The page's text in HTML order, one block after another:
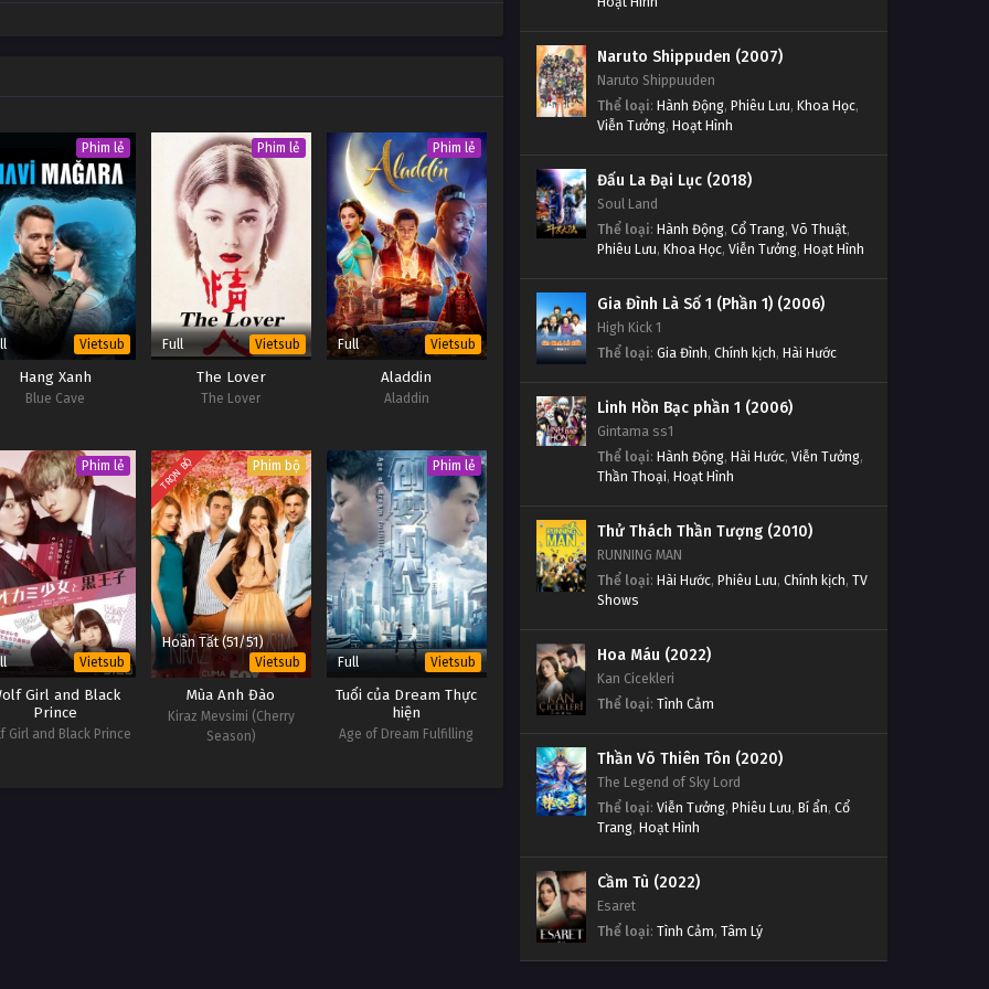
Tập 21 OP - Vietsub #1
Phim lẻ
Vietsub
Hang Xanh
Blue Cave
Phim lẻ
Full Vietsub
The Lover
The Lover
Phim lẻ
Full Vietsub
Aladdin
Aladdin
Phim lẻ
Vietsub
Girl and Black
Prince
Girl and Black Prince
TRỌN BỘ Phim bộ
Hoàn Tất (51/51)
Vietsub
Mùa Anh Đào
Kiraz Mevsimi (Cherry
Season)
Phim lẻ
Full Vietsub
Tuổi của Dream Thực
hiện
Age of Dream Fulfilling
Naruto Shippuden (2007)
Naruto Shippuuden
Thể loại: Hành Động, Phiêu Lưu, Khoa Học,
Viễn Tưởng, Hoạt Hình
Đấu La Đại Lục (2018)
Soul Land
Thể loại: Hành Động, Cổ Trang, Võ Thuật,
Phiêu Lưu, Khoa Học, Viễn Tưởng, Hoạt Hình
Gia Đình Là Số 1 (Phần 1) (2006)
High Kick 1
Thể loại: Gia Đình, Chính kịch, Hài Hước
Linh Hồn Bạc phần 1 (2006)
Gintama ss1
Thể loại: Hành Động, Hài Hước, Viễn Tưởng,
Thần Thoại, Hoạt Hình
Thử Thách Thần Tượng (2010)
RUNNING MAN
Thể loại: Hài Hước, Phiêu Lưu, Chính kịch, TV
Shows
Hoa Máu (2022)
Kan Cicekleri
Thể loại: Tình Cảm
Thần Võ Thiên Tôn (2020)
The Legend of Sky Lord
Thể loại: Viễn Tưởng, Phiêu Lưu, Bí ẩn, Cổ
Trang, Hoạt Hình
Cầm Tù (2022)
Esaret
Thể loại: Tình Cảm, Tâm Lý